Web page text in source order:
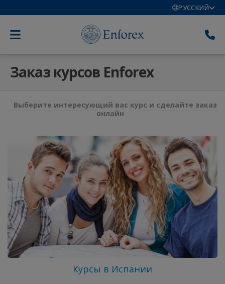
РУССКИЙ
Заказ курсов Enforex
Выберите интересующий вас курс и сделайте заказ
онлайн
Курсы в Испании